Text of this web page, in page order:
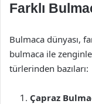
Farklı
Bulmaca dünyası,
bulmaca ile
türlerinden bazıları:
Çapraz